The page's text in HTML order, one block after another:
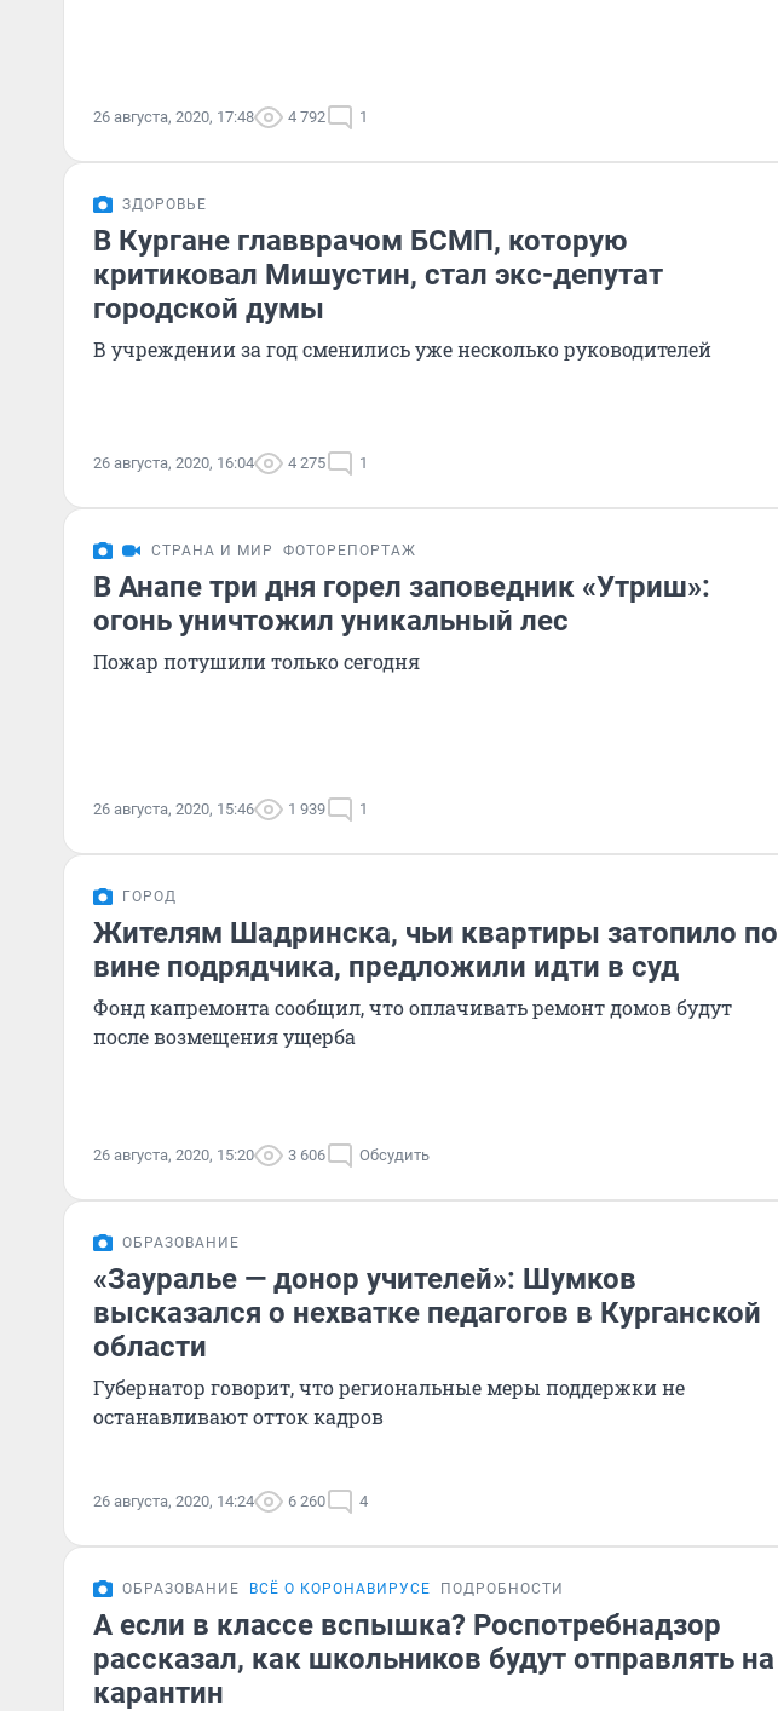
26 августа, 2020, 17:48 4 792 1
ЗДОРОВЬЕ
В Кургане главврачом БСМП, которую
критиковал Мишустин, стал экс-депутат
городской думы
В учреждении за год сменились уже несколько руководителей
26 августа, 2020, 16:04 4 275 1
СТРАНА И МИР ФОТОРЕПОРТАЖ
В Анапе три дня горел заповедник «Утриш»:
огонь уничтожил уникальный лес
Пожар потушили только сегодня
26 августа, 2020, 15:46 1 939 1
ГОРОД
Жителям Шадринска, чьи квартиры затопило по
вине подрядчика, предложили идти в суд
Фонд капремонта сообщил, что оплачивать ремонт домов будут
после возмещения ущерба
26 августа, 2020, 15:20 3 606 Обсудить
ОБРАЗОВАНИЕ
«Зауралье — донор учителей»: Шумков
высказался о нехватке педагогов в Курганской
области
Губернатор говорит, что региональные меры поддержки не
останавливают отток кадров
26 августа, 2020, 14:24 6 260 4
ОБРАЗОВАНИЕ ВСЁ О КОРОНАВИРУСЕ ПОДРОБНОСТИ
А если в классе вспышка? Роспотребнадзор
рассказал, как школьников будут отправлять на
карантин